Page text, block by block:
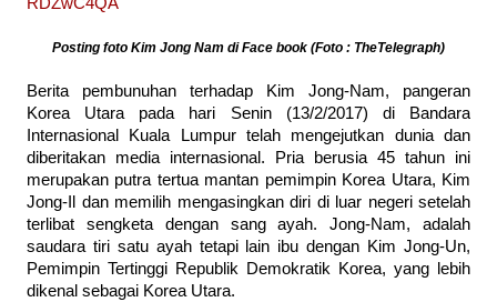
Posting foto Kim Jong Nam di Face book (Foto : TheTelegraph)
Berita pembunuhan terhadap Kim Jong-Nam, pangeran
Korea Utara pada hari Senin (13/2/2017) di Bandara
Internasional Kuala Lumpur telah mengejutkan dunia dan
diberitakan media internasional. Pria berusia 45 tahun ini
merupakan putra tertua mantan pemimpin Korea Utara, Kim
Jong-Il dan memilih mengasingkan diri di luar negeri setelah
terlibat sengketa dengan sang ayah. Jong-Nam, adalah
saudara tiri satu ayah tetapi lain ibu dengan Kim Jong-Un,
Pemimpin Tertinggi Republik Demokratik Korea, yang lebih
dikenal sebagai Korea Utara.